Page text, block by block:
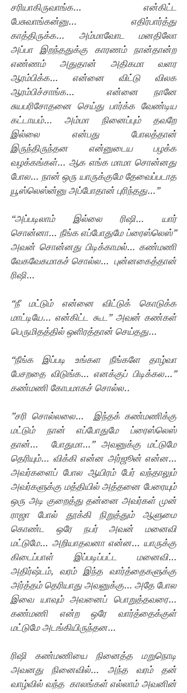
சரியாகிருவாங்க… என்கிட்ட
பேசுவாங்கன்னு… எதிர்பார்த்து
காத்திருக்க… அம்மாவோட மனதிலோ
அப்பா இறந்ததுக்கு காரணம் நான்தான்ற
எண்ணம் அதுதான் அதிகமா வளர
ஆரம்பிக்க… என்னை விட்டு விலக
ஆரம்பிச்சாங்க…  என்னை நானே
சுயபரிசோதனை செய்து பார்க்க வேண்டிய
கட்டாயம்… அம்மா நினைப்பும் தவறே
இல்லை என்பது போலத்தான்
இருந்திருந்தன என்னுடைய பழக்க
வழக்கங்கள்… ஆக எங்க மாமா சொன்னது
போல… நான் ஒரு யாருக்குமே தேவைப்படாத
யூஸ்லெஸ்ன்னு அப்போதான் புரிந்தது…”
“அப்படிலாம் இல்லை ரிஷி… யார்
சொன்னா… நீங்க எப்போதுமே ப்ரைஸ்லெஸ்”
அவன் சொன்னது பிடிக்காமல்… கண்மணி
வேகவேகமாகச் சொல்ல…  புன்னகைத்தான்
ரிஷி…
“நீ மட்டும் என்னை விட்டுக் கொடுக்க
மாட்டியே… என்கிட்ட கூட” அவன் கண்கள்
பெருமிதத்தில் ஒளிரத்தான் செய்தது…
“நீங்க இப்படி உங்கள நீங்களே தாழ்வா
பேசறதை விடுங்க… எனக்குப் பிடிக்கல…”
கண்மணி கோபமாகச் சொல்ல..
”சரி சொல்லலை…  இந்தக் கண்மணிக்கு
மட்டும் நான் எப்போதுமே ப்ரைஸ்லெஸ்
தான்…  போதுமா…” அவனுக்கு மட்டுமே
தெரியும்… விக்கி என்ன அர்ஜூன் என்ன…
அவர்களைப் போல ஆயிரம் பேர் வந்தாலும்
அவர்களுக்கு மத்தியில் அத்தனை பேரையும்
ஒரு அடி குறைத்து தன்னை அவர்கள் முன்
ராஜா போல் தூக்கி நிறுத்தும் ஆளுமை
கொண்ட ஒரே நபர் அவன் மனைவி
மட்டுமே… அறியாதவனா என்ன… யாருக்கு
கிடைப்பாள் இப்படிப்பட்ட மனைவி…
அதிர்ஷ்டம், வரம் இந்த வார்த்தைகளுக்கு
அர்த்தம் தெரியாது அவனுக்கு… அதே போல
இவை யாவும் அவனைப் பொறுத்தவரை…
கண்மணி என்ற ஒரே வார்த்தைக்குள்
மட்டுமே அடங்கியிருந்தன…
ரிஷி கண்மணியை நினைத்த மறுநொடி
அவனது நினைவில்… அந்த வரம் தன்
வாழ்வில் வந்த  காலங்கள் எல்லாம் அவனின்